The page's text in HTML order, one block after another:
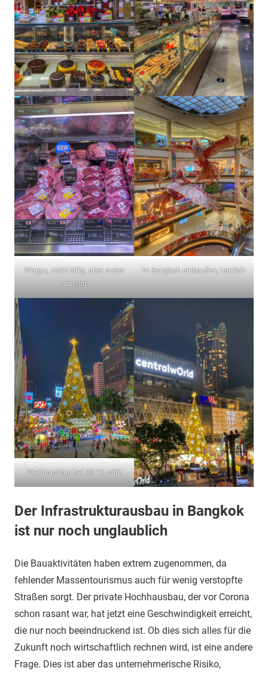
Wagyu, nicht billig, aber super
günstig
In Bangkok einkaufen, herrlich
Weihnachten bei 30 °C, süß!
Der Infrastrukturausbau in Bangkok
ist nur noch unglaublich
Die Bauaktivitäten haben extrem zugenommen, da
fehlender Massentourismus auch für wenig verstopfte
Straßen sorgt. Der private Hochhausbau, der vor Corona
schon rasant war, hat jetzt eine Geschwindigkeit erreicht,
die nur noch beeindruckend ist. Ob dies sich alles für die
Zukunft noch wirtschaftlich rechnen wird, ist eine andere
Frage. Dies ist aber das unternehmerische Risiko,